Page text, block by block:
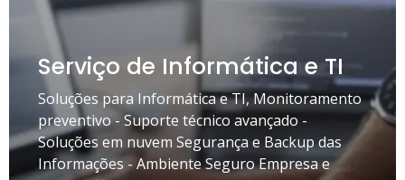
Serviço de Informática e TI
Soluções para Informática e TI, Monitoramento
preventivo - Suporte técnico avançado -
Soluções em nuvem Segurança e Backup das
Informações - Ambiente Seguro Empresa e